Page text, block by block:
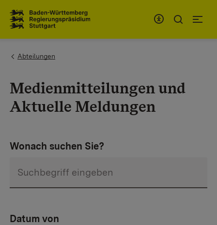
You are here:
Abteilungen
Medienmitteilungen und
Aktuelle Meldungen
Wonach suchen Sie?
Datum von